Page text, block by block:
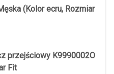
(Kolor ecru, Rozmiar
przejściowy K9990002O
Fit